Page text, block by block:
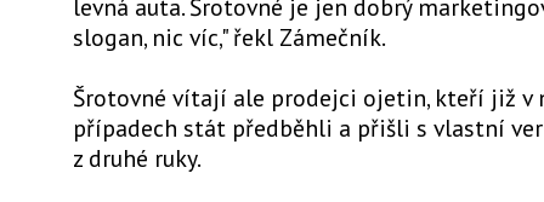
levná auta. Šrotovné je jen dobrý
slogan, nic víc," řekl Zámečník.
Šrotovné vítají ale prodejci ojetin, kteří již v
případech stát předběhli a přišli s vlastní
z druhé ruky.